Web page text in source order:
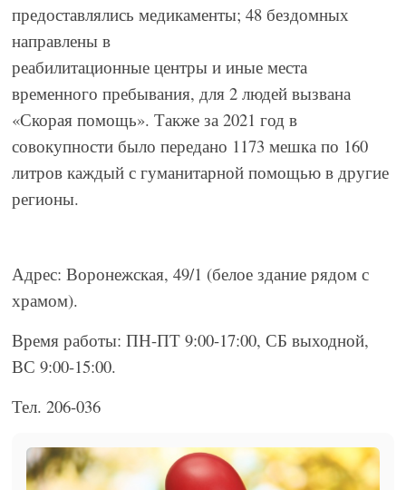
предоставлялись медикаменты; 48 бездомных
направлены в
реабилитационные центры и иные места
временного пребывания, для 2 людей вызвана
«Скорая помощь». Также за 2021 год в
совокупности было передано 1173 мешка по 160
литров каждый с гуманитарной помощью в другие
регионы.
Адрес: Воронежская, 49/1 (белое здание рядом с
храмом).
Время работы: ПН-ПТ 9:00-17:00, СБ выходной,
ВС 9:00-15:00.
Тел. 206-036